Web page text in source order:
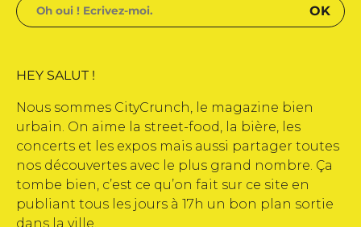
HEY SALUT !
Nous sommes CityCrunch, le magazine bien
urbain. On aime la street-food, la bière, les
concerts et les expos mais aussi partager toutes
nos découvertes avec le plus grand nombre. Ça
tombe bien, c’est ce qu’on fait sur ce site en
publiant tous les jours à 17h un bon plan sortie
dans la ville.